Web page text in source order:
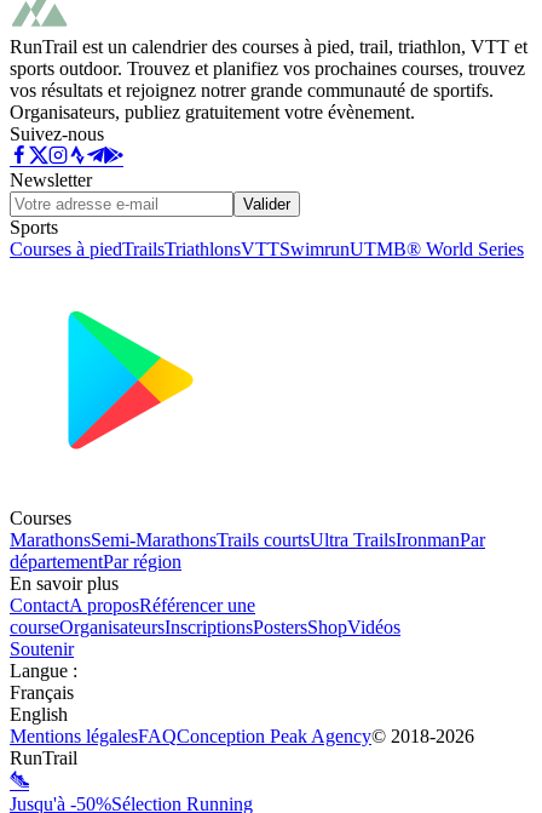
RunTrail est un calendrier des courses à pied, trail, triathlon, VTT et
sports outdoor. Trouvez et planifiez vos prochaines courses, trouvez
vos résultats et rejoignez notrer grande communauté de sportifs.
Organisateurs, publiez gratuitement votre évènement.
Suivez-nous
Newsletter
Valider
Sports
Courses à piedTrailsTriathlonsVTTSwimrunUTMB® World Series
Courses
MarathonsSemi-MarathonsTrails courtsUltra TrailsIronmanPar
départementPar région
En savoir plus
ContactA proposRéférencer une
courseOrganisateursInscriptionsPostersShopVidéos
Soutenir
Langue :
Français
English
Mentions légalesFAQConception Peak Agency© 2018-2026
RunTrail
Jusqu'à -50%Sélection Running